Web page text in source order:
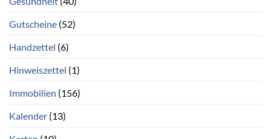
Gutscheine (52)
Handzettel (6)
Hinweiszettel (1)
Immobilien (156)
Kalender (13)